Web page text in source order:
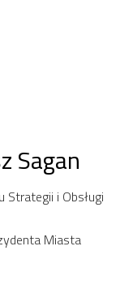
Sagan
Strategii i Obsługi
Miasta